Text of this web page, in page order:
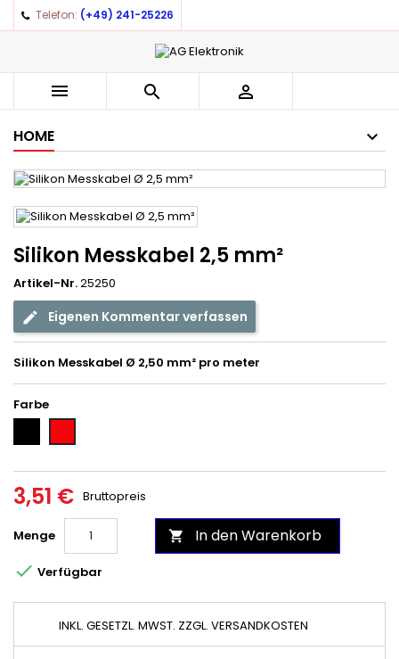
Telefon: (+49) 241-25226
  
HOME
Silikon Messkabel 2,5 mm²
Artikel-Nr.25250
Eigenen Kommentar verfassen
Silikon Messkabel Ø 2,50 mm² pro meter
Farbe
Schwarz
3,51 € Bruttopreis
Menge  In den Warenkorb
 Verfügbar
INKL. GESETZL. MWST. ZZGL. VERSANDKOSTEN
Auf meine Wunschliste ×
add_circle_outlineCreate new list
((title)) ×
((label))
((cancelText)) ((createText))
Anmelden ×
You need to be logged in to save products in your
wishlist.
((cancelText)) ((loginText))